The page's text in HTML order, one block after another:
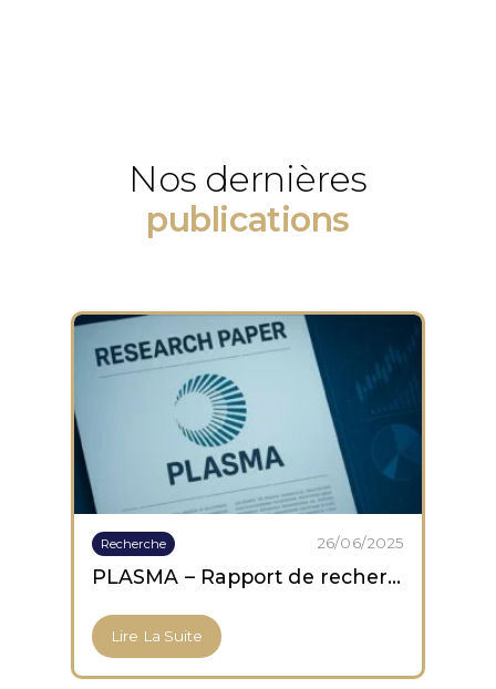
Nos dernières
publications
Recherche 26/06/2025
PLASMA – Rapport de recherche
Lire La Suite